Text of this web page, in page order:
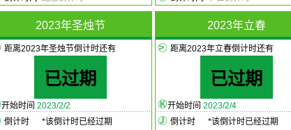
2023年圣烛节
距离2023年圣烛节倒计时还有
已过期
开始时间 2023/2/2
倒计时
*该倒计时已经过期
2023年立春
距离2023年立春倒计时还有
已过期
开始时间 2023/2/4
倒计时
*该倒计时已经过期